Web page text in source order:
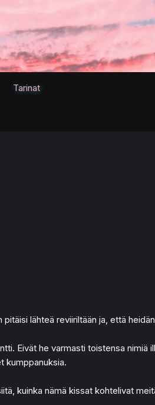
Tarinat
lähteä reviiriltään ja, että
Eivät he varmasti toistensa nimiä
kumppanuksia.
kuinka nämä kissat kohtelivat